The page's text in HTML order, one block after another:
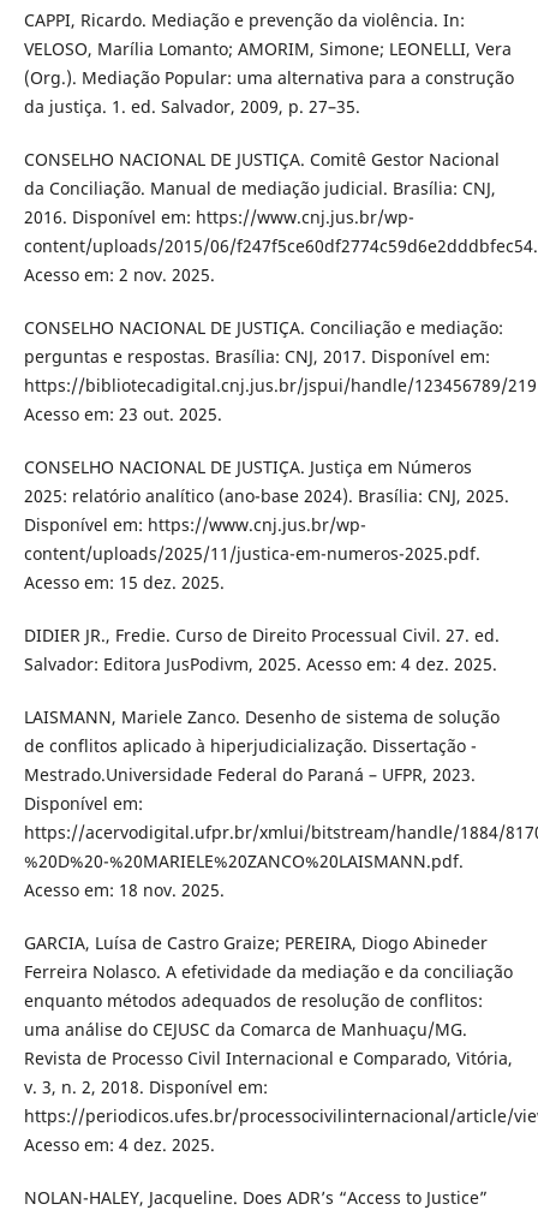
CAPPI, Ricardo. Mediação e prevenção da violência. In:
VELOSO, Marília Lomanto; AMORIM, Simone; LEONELLI, Vera
(Org.). Mediação Popular: uma alternativa para a construção
da justiça. 1. ed. Salvador, 2009, p. 27–35.
CONSELHO NACIONAL DE JUSTIÇA. Comitê Gestor Nacional
da Conciliação. Manual de mediação judicial. Brasília: CNJ,
2016. Disponível em: https://www.cnj.jus.br/wp-
content/uploads/2015/06/
Acesso em: 2 nov. 2025.
CONSELHO NACIONAL DE JUSTIÇA. Conciliação e mediação:
perguntas e respostas. Brasília: CNJ, 2017. Disponível em:
https://bibliotecadigital.cnj.jus.br/jspui/handle/123456789/
Acesso em: 23 out. 2025.
CONSELHO NACIONAL DE JUSTIÇA. Justiça em Números
2025: relatório analítico (ano-base 2024). Brasília: CNJ, 2025.
Disponível em: https://www.cnj.jus.br/wp-
content/uploads/2025/11/justica-em-numeros-2025.pdf.
Acesso em: 15 dez. 2025.
DIDIER JR., Fredie. Curso de Direito Processual Civil. 27. ed.
Salvador: Editora JusPodivm, 2025. Acesso em: 4 dez. 2025.
LAISMANN, Mariele Zanco. Desenho de sistema de solução
de conflitos aplicado à hiperjudicialização. Dissertação -
Mestrado.Universidade Federal do Paraná – UFPR, 2023.
Disponível em:
https://acervodigital.ufpr.br/xmlui/bitstream/handle/1884/
%20D%20-%20MARIELE%20ZANCO%20LAISMANN.pdf.
Acesso em: 18 nov. 2025.
GARCIA, Luísa de Castro Graize; PEREIRA, Diogo Abineder
Ferreira Nolasco. A efetividade da mediação e da conciliação
enquanto métodos adequados de resolução de conflitos:
uma análise do CEJUSC da Comarca de Manhuaçu/MG.
Revista de Processo Civil Internacional e Comparado, Vitória,
v. 3, n. 2, 2018. Disponível em:
https://periodicos.ufes.br/processocivilinternacional/article/
Acesso em: 4 dez. 2025.
NOLAN-HALEY, Jacqueline. Does ADR’s “Access to Justice”